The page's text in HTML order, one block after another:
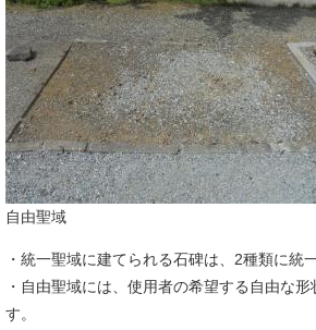
自由聖域
・統一聖域に建てられる石碑は、2種類に統
・自由聖域には、使用者の希望する自由な
す。